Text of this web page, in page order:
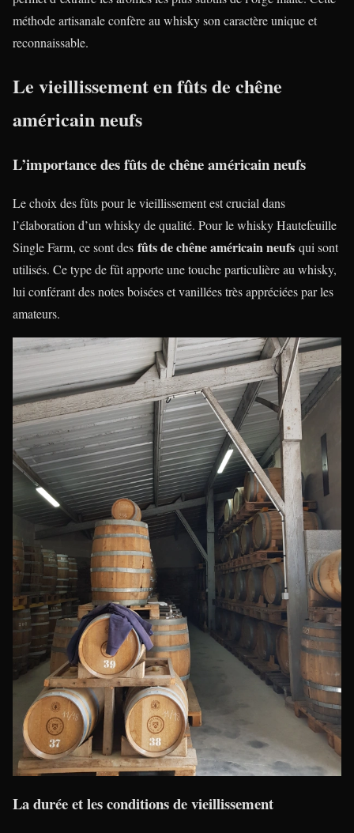
méthode artisanale confère au whisky son caractère unique et
reconnaissable.
Le vieillissement en fûts de chêne
américain neufs
L’importance des fûts de chêne américain neufs
Le choix des fûts pour le vieillissement est crucial dans
l’élaboration d’un whisky de qualité. Pour le whisky Hautefeuille
Single Farm, ce sont des fûts de chêne américain neufs qui sont
utilisés. Ce type de fût apporte une touche particulière au whisky,
lui conférant des notes boisées et vanillées très appréciées par les
amateurs.
La durée et les conditions de vieillissement